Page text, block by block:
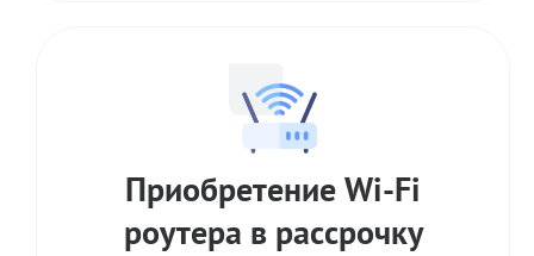
Приобретение Wi-Fi
роутера в рассрочку